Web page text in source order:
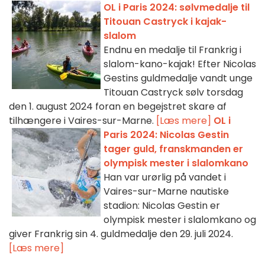
OL i Paris 2024: sølvmedalje til
Titouan Castryck i kajak-
slalom
Endnu en medalje til Frankrig i
slalom-kano-kajak! Efter Nicolas
Gestins guldmedalje vandt unge
Titouan Castryck sølv torsdag
den 1. august 2024 foran en begejstret skare af
tilhængere i Vaires-sur-Marne. [Læs mere] OL i
Paris 2024: Nicolas Gestin
tager guld, franskmanden er
olympisk mester i slalomkano
Han var urørlig på vandet i
Vaires-sur-Marne nautiske
stadion: Nicolas Gestin er
olympisk mester i slalomkano og
giver Frankrig sin 4. guldmedalje den 29. juli 2024.
[Læs mere]